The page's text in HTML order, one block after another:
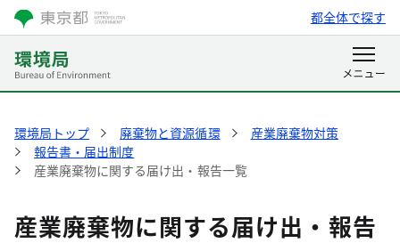
都全体で探す
環境局トップ 廃棄物と資源循環
産業廃棄物対策
報告書・届出制度
産業廃棄物に関する届け出・報告一覧
産業廃棄物に関する届け出・報告